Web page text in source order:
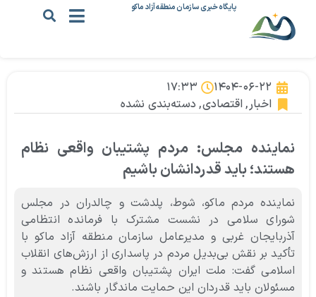
پایگاه خبری سازمان منطقه آزاد ماکو
۱۴۰۴-۰۶-۲۲
۱۷:۳۳
اخبار, اقتصادی, دسته‌بندی نشده
نماینده مجلس: مردم پشتیبان واقعی نظام
هستند؛ باید قدردانشان باشیم
نماینده مردم ماکو، شوط،‌ پلدشت و چالدران در مجلس
شورای سلامی در نشست مشترک با فرمانده انتظامی
آذربایجان غربی و مدیرعامل سازمان منطقه آزاد ماکو با
تأکید بر نقش بی‌بدیل مردم در پاسداری از ارزش‌های انقلاب
اسلامی گفت: ملت ایران پشتیبان واقعی نظام هستند و
مسئولان باید قدردان این حمایت ماندگار باشند.